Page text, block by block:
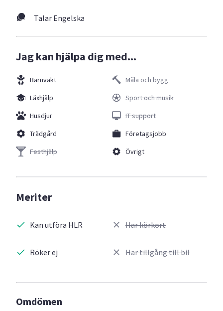
Talar Engelska
Jag kan hjälpa dig med...
Barnvakt
Läxhjälp
Husdjur
Trädgård
Festhjälp
Måla och bygg
Sport och musik
IT support
Företagsjobb
Övrigt
Meriter
Kan utföra HLR
Röker ej
Har körkort
Har tillgång till bil
Omdömen